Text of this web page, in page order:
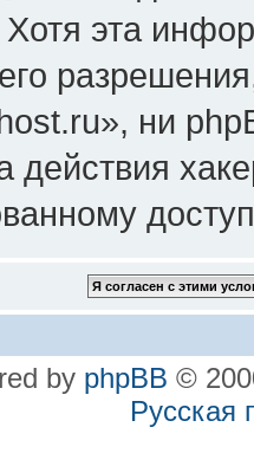
эта
ни
действия
by phpBB ©
Русская